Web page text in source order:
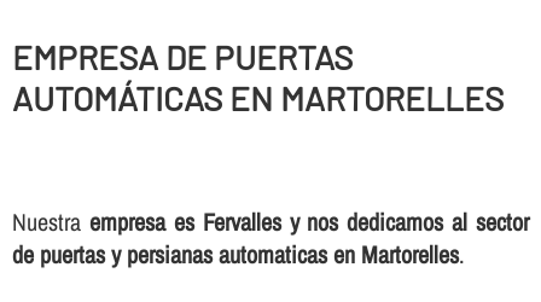
EMPRESA DE PUERTAS
AUTOMÁTICAS EN MARTORELLES
Nuestra empresa es Fervalles y nos dedicamos al sector
de puertas y persianas automaticas en Martorelles.